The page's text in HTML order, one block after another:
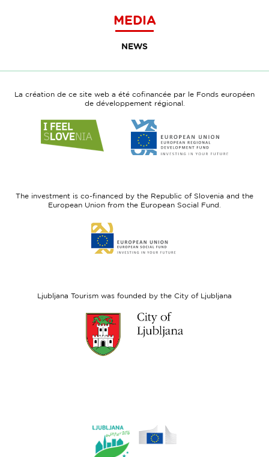
MEDIA
NEWS
La création de ce site web a été cofinancée par le Fonds européen
de développement régional.
to
website
to
website
Fund
The investment is co-financed by the Republic of Slovenia and the
European Union from the European Social Fund.
to
website
Ljubljana Tourism was founded by the City of Ljubljana